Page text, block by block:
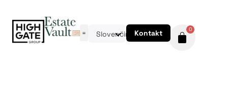
Slovenčina Kontakt 0